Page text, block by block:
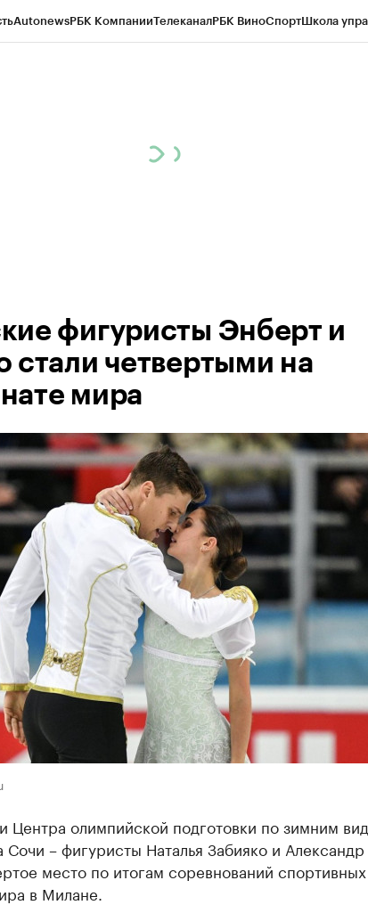
AutonewsРБК КомпанииТелеканалРБК ВиноСпортШкола
фигуристы Энберт и
стали четвертыми на
мира
Центра олимпийской подготовки по зимним
Сочи – фигуристы Наталья Забияко и
место по итогам соревнований
в Милане.